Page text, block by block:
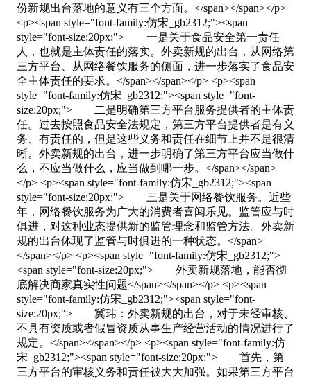
份新规出台落地的意义有三个方面。</span></span></p>
<p><span style="font-family:仿宋_gb2312;"><span
style="font-size:20px;"> 一是关于食品安全第一责任
人，也就是主体责任的落实。外卖新规的出台，从网络第
三方平台、从网络餐饮服务的侧面，进一步落实了食品安
全主体责任的要求。</span></span></p> <p><span
style="font-family:仿宋_gb2312;"><span style="font-
size:20px;"> 二是明确第三方平台服务提供者的主体责
任。过去按照食品安全法规定，第三方平台提供者是有义
务、有责任的，但是这些义务和责任在细节上并不是很清
晰。外卖新规的出台，进一步明确了第三方平台应当做什
么，不应当做什么，应当做到哪一步。</span></span>
</p> <p><span style="font-family:仿宋_gb2312;"><span
style="font-size:20px;"> 三是关于网络餐饮服务。近些
年，网络餐饮服务为广大的消费者喜闻乐见。监管应与时
俱进，对这种业态提供新的监管理念和监管方法。外卖新
规的出台体现了监管与时俱进的一种状态。</span>
</span></p> <p><span style="font-family:仿宋_gb2312;">
<span style="font-size:20px;"> 外卖新规落地，能否彻
底解决商家真实性问题</span></span></p> <p><span
style="font-family:仿宋_gb2312;"><span style="font-
size:20px;"> 冀玮：外卖新规的出台，对于未经审核、
不具有资质或者假冒资质从事生产经营活动的情况进行了
规定。</span></span></p> <p><span style="font-family:仿
宋_gb2312;"><span style="font-size:20px;"> 首先，第
三方平台的审核义务和责任被大大加强。如果第三方平台